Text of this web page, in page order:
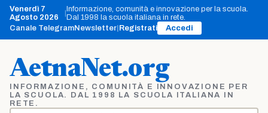
Vai
contenuto
Venerdì 7
Agosto 2026
Informazione, comunità e innovazione per la scuola.
Dal 1998 la scuola italiana in rete.
Canale TelegramNewsletter Registrati Accedi
AetnaNet.org
INFORMAZIONE, COMUNITÀ E INNOVAZIONE PER
LA SCUOLA. DAL 1998 LA SCUOLA ITALIANA IN
RETE.